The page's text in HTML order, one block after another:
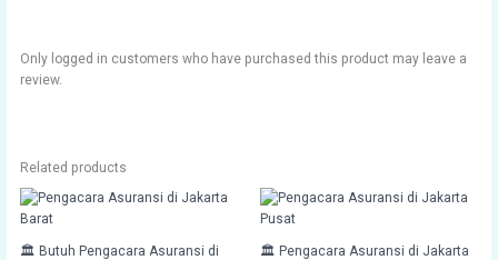
Only logged in customers who have purchased this product may leave a
review.
Related products
🏛️ Butuh Pengacara Asuransi di
🏛️ Pengacara Asuransi di Jakarta